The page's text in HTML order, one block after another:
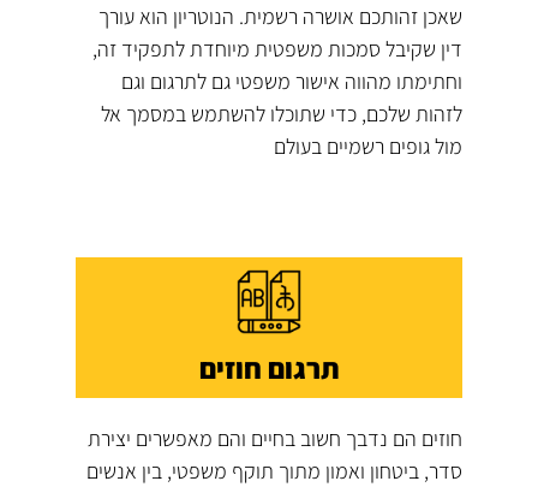
שאכן זהותכם אושרה רשמית. הנוטריון הוא עורך
דין שקיבל סמכות משפטית מיוחדת לתפקיד זה,
וחתימתו מהווה אישור משפטי גם לתרגום וגם
לזהות שלכם, כדי שתוכלו להשתמש במסמך אל
מול גופים רשמיים בעולם
תרגום חוזים
חוזים הם נדבך חשוב בחיים והם מאפשרים יצירת
סדר, ביטחון ואמון מתוך תוקף משפטי, בין אנשים